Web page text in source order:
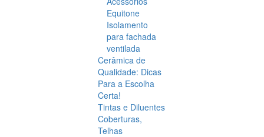
Equitone
Isolamento
para fachada
ventilada
Cerâmica de
Qualidade: Dicas
Para a Escolha
Certa!
Tintas e Diluentes
Coberturas,
Telhas